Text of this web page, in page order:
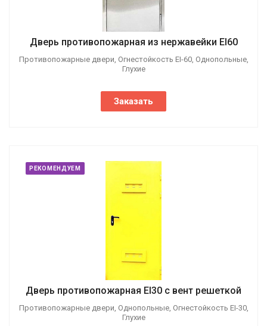
Дверь противопожарная из нержавейки EI60
Противопожарные двери, Огнестойкость EI-60, Однопольные,
Глухие
Заказать
РЕКОМЕНДУЕМ
Дверь противопожарная EI30 с вент решеткой
Противопожарные двери, Однопольные, Огнестойкость EI-30,
Глухие